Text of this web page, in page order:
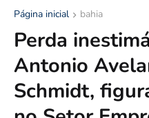
Página inicial bahia
Perda
Antonio
Schmidt,